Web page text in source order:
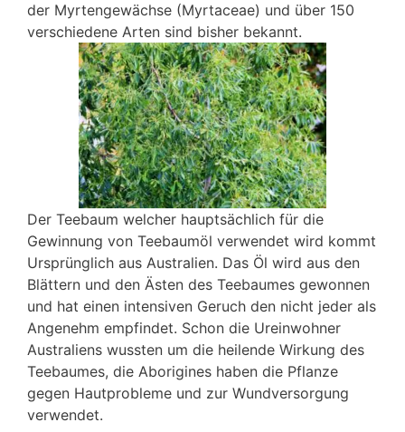
der Myrtengewächse (Myrtaceae) und über 150
verschiedene Arten sind bisher bekannt.
Der Teebaum welcher hauptsächlich für die
Gewinnung von Teebaumöl verwendet wird kommt
Ursprünglich aus Australien. Das Öl wird aus den
Blättern und den Ästen des Teebaumes gewonnen
und hat einen intensiven Geruch den nicht jeder als
Angenehm empfindet. Schon die Ureinwohner
Australiens wussten um die heilende Wirkung des
Teebaumes, die Aborigines haben die Pflanze
gegen Hautprobleme und zur Wundversorgung
verwendet.